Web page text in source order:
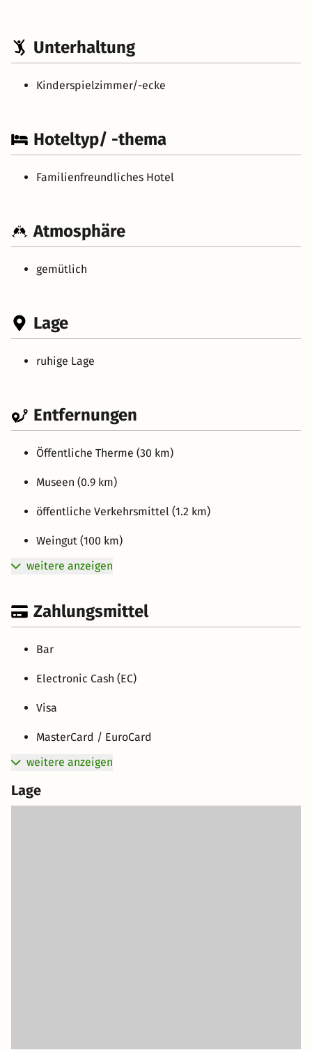
Unterhaltung
Kinderspielzimmer/-ecke
Hoteltyp/ -thema
Familienfreundliches Hotel
Atmosphäre
gemütlich
Lage
ruhige Lage
Entfernungen
Öffentliche Therme (30 km)
Museen (0.9 km)
öffentliche Verkehrsmittel (1.2 km)
Weingut (100 km)
weitere anzeigen
Zahlungsmittel
Bar
Electronic Cash (EC)
Visa
MasterCard / EuroCard
weitere anzeigen
Lage